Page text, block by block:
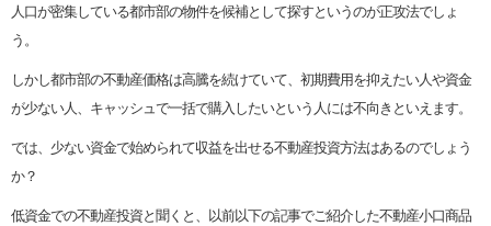
人口が密集している都市部の物件を候補として探すというのが正攻法でしょ
う。
しかし都市部の不動産価格は高騰を続けていて、初期費用を抑えたい人や資金
が少ない人、キャッシュで一括で購入したいという人には不向きといえます。
では、少ない資金で始められて収益を出せる不動産投資方法はあるのでしょう
か？
低資金での不動産投資と聞くと、以前以下の記事でご紹介した不動産小口商品